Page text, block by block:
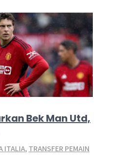
Bek Man Utd,
ITALIA, TRANSFER PEMAIN